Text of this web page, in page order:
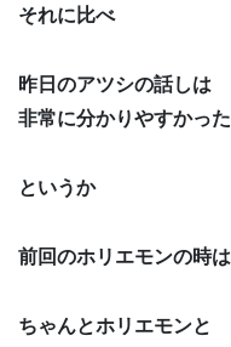
それに比べ
昨日のアツシの話しは
非常に分かりやすかった
というか
前回のホリエモンの時は
ちゃんとホリエモンと